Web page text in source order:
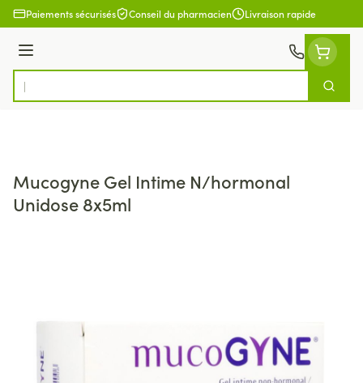
Aller au contenu
Paiements sécurisés Conseil du pharmacien Livraison rapide
Menu
Rechercher
Mucogyne Gel Intime N/hormonal
Unidose 8x5ml